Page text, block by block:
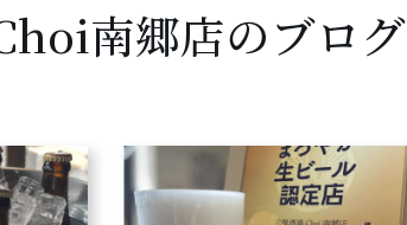
南郷店のブログ